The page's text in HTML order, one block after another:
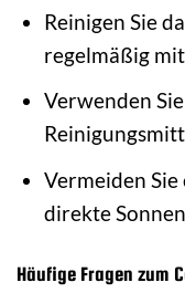
Reinigen Sie
regelmäßig
Verwenden
Vermeiden
direkte
Häufige Fragen zum